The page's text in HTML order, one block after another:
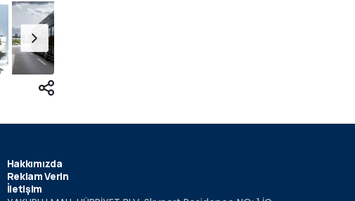
Hakkımızda
Reklam Verin
İletişim